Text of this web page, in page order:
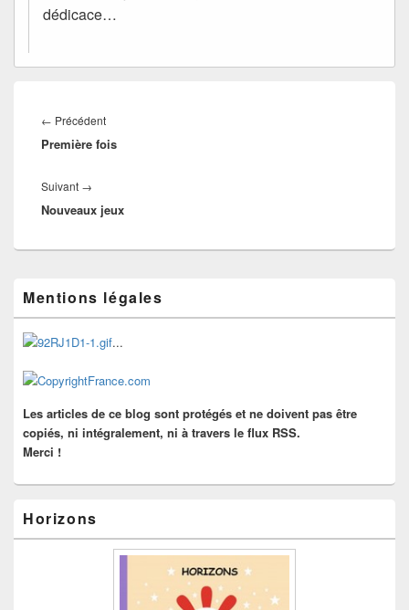
dédicace…
de
l’article
← PrécédentArticle
précédent :
Première fois
Suivant →
suivant :
Nouveaux jeux
principale
de
widget
pour
barre
Mentions légales
...
Les articles de ce blog sont protégés et ne doivent pas être
copiés, ni intégralement, ni à travers le flux RSS.
Merci !
Horizons